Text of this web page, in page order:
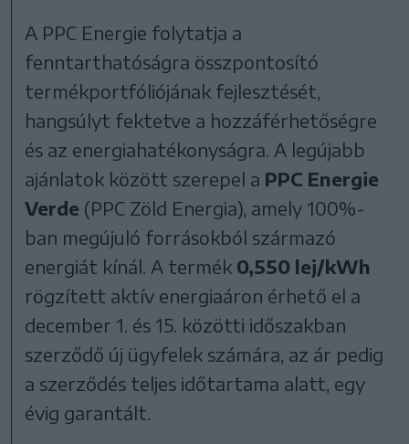
A PPC Energie folytatja a
fenntarthatóságra összpontosító
termékportfóliójának fejlesztését,
hangsúlyt fektetve a hozzáférhetőségre
és az energiahatékonyságra. A legújabb
ajánlatok között szerepel a PPC Energie
Verde (PPC Zöld Energia), amely 100%-
ban megújuló forrásokból származó
energiát kínál. A termék 0,550 lej/kWh
rögzített aktív energiaáron érhető el a
december 1. és 15. közötti időszakban
szerződő új ügyfelek számára, az ár pedig
a szerződés teljes időtartama alatt, egy
évig garantált.